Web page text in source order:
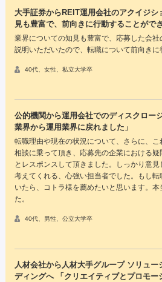
大手証券からREIT運用会社のアクイジ
見も豊富で、前向きに行動することがで
業界についての知見も豊富で、応募した会
説明いただいたので、転職について前向きに
40代、女性、私立大学卒
公的機関から運用会社でのディスクロー
業界から運用業界に戻れました」
転職理由や現在の状況について、さらに、
相談に乗って頂き、応募先の企業における
とレスポンスして頂きました。しっかり意
考えてくれる、心強い担当者でした。もし
いたら、コトラ様を薦めたいと思います。
た。
40代、男性、公立大学卒
人材会社から人材大手グループ ソリュ
ディングへ 「クリエイティブとプロモー